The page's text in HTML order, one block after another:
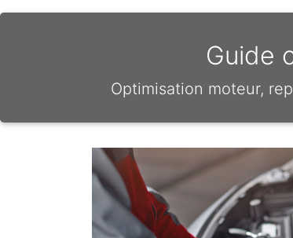
Guide
Optimisation moteur,